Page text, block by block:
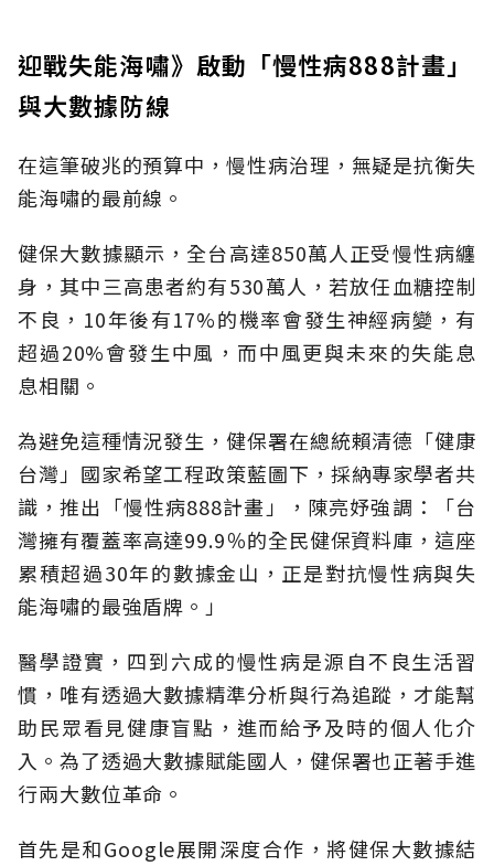
迎戰失能海嘯》啟動「慢性病888計畫」
與大數據防線
在這筆破兆的預算中，慢性病治理，無疑是抗衡失
能海嘯的最前線。
健保大數據顯示，全台高達850萬人正受慢性病纏
身，其中三高患者約有530萬人，若放任血糖控制
不良，10年後有17%的機率會發生神經病變，有
超過20%會發生中風，而中風更與未來的失能息
息相關。
為避免這種情況發生，健保署在總統賴清德「健康
台灣」國家希望工程政策藍圖下，採納專家學者共
識，推出「慢性病888計畫」，陳亮妤強調：「台
灣擁有覆蓋率高達99.9％的全民健保資料庫，這座
累積超過30年的數據金山，正是對抗慢性病與失
能海嘯的最強盾牌。」
醫學證實，四到六成的慢性病是源自不良生活習
慣，唯有透過大數據精準分析與行為追蹤，才能幫
助民眾看見健康盲點，進而給予及時的個人化介
入。為了透過大數據賦能國人，健保署也正著手進
行兩大數位革命。
首先是和Google展開深度合作，將健保大數據結